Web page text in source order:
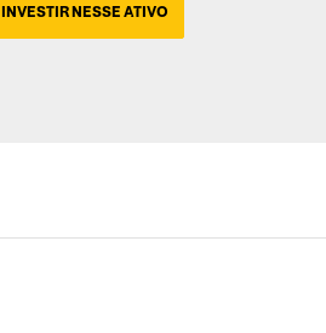
INVESTIR NESSE ATIVO